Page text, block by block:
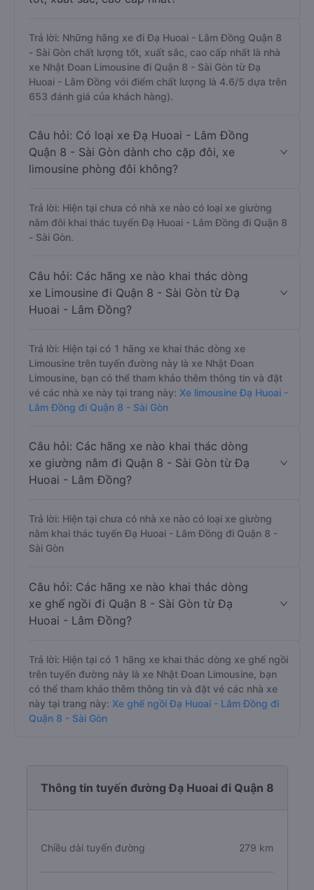
Trả lời: Những hãng xe đi Đạ Huoai - Lâm Đồng Quận 8
- Sài Gòn chất lượng tốt, xuất sắc, cao cấp nhất là nhà
xe Nhật Đoan Limousine đi Quận 8 - Sài Gòn từ Đạ
Huoai - Lâm Đồng với điểm chất lượng là 4.6/5 dựa trên
653 đánh giá của khách hàng).
Câu hỏi: Có loại xe Đạ Huoai - Lâm Đồng
Quận 8 - Sài Gòn dành cho cặp đôi, xe
limousine phòng đôi không?
Trả lời: Hiện tại chưa có nhà xe nào có loại xe giường
nằm đôi khai thác tuyến Đạ Huoai - Lâm Đồng đi Quận 8
- Sài Gòn.
Câu hỏi: Các hãng xe nào khai thác dòng
xe Limousine đi Quận 8 - Sài Gòn từ Đạ
Huoai - Lâm Đồng?
Trả lời: Hiện tại có 1 hãng xe khai thác dòng xe
Limousine trên tuyến đường này là xe Nhật Đoan
Limousine, bạn có thể tham khảo thêm thông tin và đặt
vé các nhà xe này tại trang này: Xe limousine Đạ Huoai -
Lâm Đồng đi Quận 8 - Sài Gòn
Câu hỏi: Các hãng xe nào khai thác dòng
xe giường nằm đi Quận 8 - Sài Gòn từ Đạ
Huoai - Lâm Đồng?
Trả lời: Hiện tại chưa có nhà xe nào có loại xe giường
nằm khai thác tuyến Đạ Huoai - Lâm Đồng đi Quận 8 -
Sài Gòn
Câu hỏi: Các hãng xe nào khai thác dòng
xe ghế ngồi đi Quận 8 - Sài Gòn từ Đạ
Huoai - Lâm Đồng?
Trả lời: Hiện tại có 1 hãng xe khai thác dòng xe ghế ngồi
trên tuyến đường này là xe Nhật Đoan Limousine, bạn
có thể tham khảo thêm thông tin và đặt vé các nhà xe
này tại trang này: Xe ghế ngồi Đạ Huoai - Lâm Đồng đi
Quận 8 - Sài Gòn
Thông tin tuyến đường Đạ Huoai đi Quận 8
Chiều dài tuyến đường 279 km